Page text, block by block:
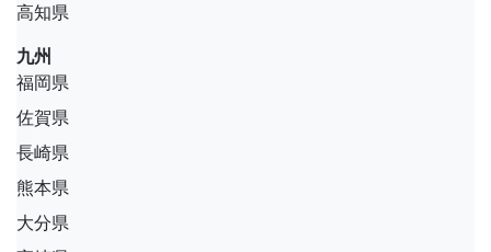
高知県
九州
福岡県
佐賀県
長崎県
熊本県
大分県